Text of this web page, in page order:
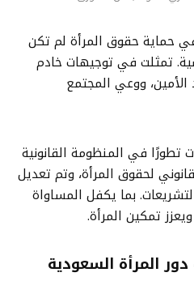
في حماية حقوق المرأة لم تكن
تمثلت في توجيهات خادم
ووعي المجتمع
في المنظومة القانونية
لحقوق المرأة، وتم تعديل
بما يكفل المساواة
تمكين المرأة.
المرأة السعودية